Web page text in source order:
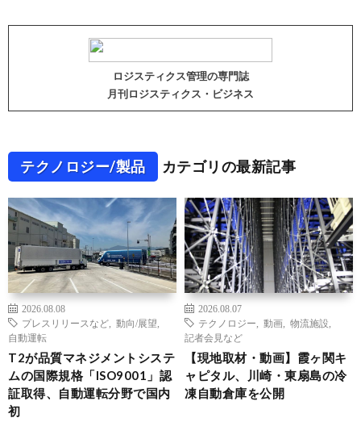
ロジスティクス管理の専門誌
月刊ロジスティクス・ビジネス
テクノロジー/製品 カテゴリの最新記事
2026.08.08
プレスリリースなど
動向/展望
自動運転
T2が品質マネジメントシステ
ムの国際規格「ISO9001」認
証取得、自動運転分野で国内
初
2026.08.07
テクノロジー
動画 物流施設
記者会見など
【現地取材・動画】霞ヶ関キ
ャピタル、川崎・東扇島の冷
凍自動倉庫を公開